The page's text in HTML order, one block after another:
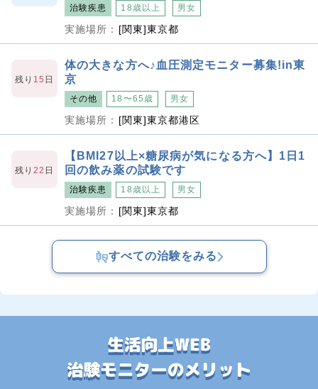
治験疾患 18歳以上 男女
実施場所： [関東]東京都
残り 15 日
体の大きな方へ♪血圧測定モニター募集!in東
京
その他 18〜65歳 男女
実施場所： [関東]東京都港区
残り 22 日
【BMI27以上×糖尿病が気になる方へ】1日1
回の飲み薬の試験です
治験疾患 18歳以上 男女
実施場所： [関東]東京都
すべての治験をみる